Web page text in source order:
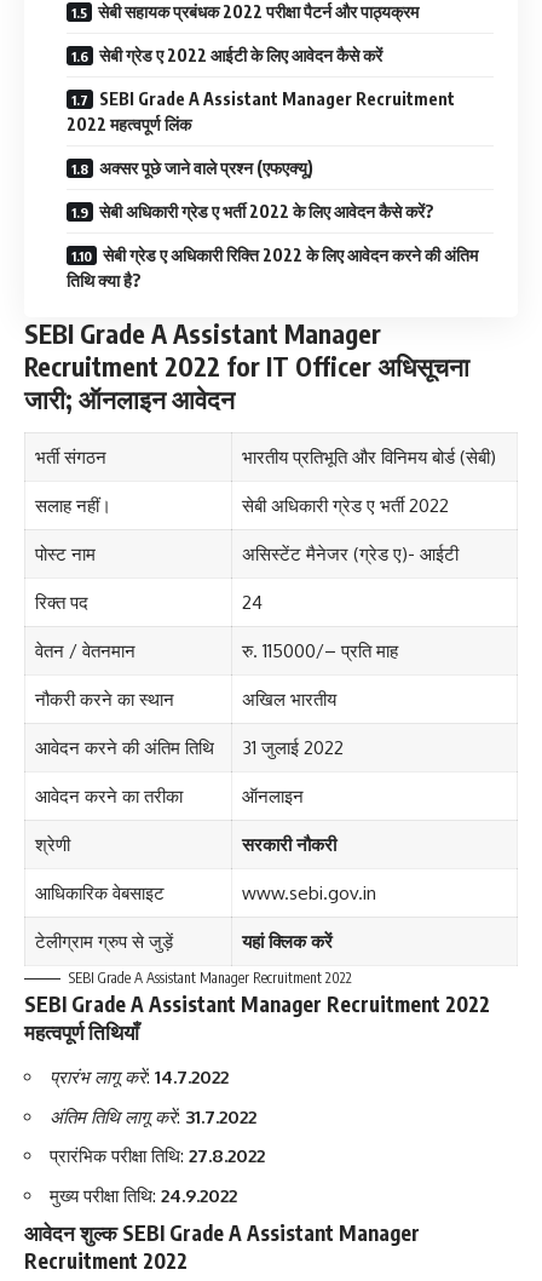
सेबी सहायक प्रबंधक 2022 परीक्षा पैटर्न और पाठ्यक्रम
सेबी ग्रेड ए 2022 आईटी के लिए आवेदन कैसे करें
SEBI Grade A Assistant Manager Recruitment
2022 महत्वपूर्ण लिंक
अक्सर पूछे जाने वाले प्रश्न (एफएक्यू)
सेबी अधिकारी ग्रेड ए भर्ती 2022 के लिए आवेदन कैसे करें?
सेबी ग्रेड ए अधिकारी रिक्ति 2022 के लिए आवेदन करने की अंतिम
तिथि क्या है?
SEBI Grade A Assistant Manager
Recruitment 2022 for IT Officer अधिसूचना
जारी; ऑनलाइन आवेदन
भर्ती संगठन भारतीय प्रतिभूति और विनिमय बोर्ड (सेबी)
सलाह नहीं। सेबी अधिकारी ग्रेड ए भर्ती 2022
पोस्ट नाम असिस्टेंट मैनेजर (ग्रेड ए)- आईटी
रिक्त पद 24
वेतन / वेतनमान रु. 115000/– प्रति माह
नौकरी करने का स्थान अखिल भारतीय
आवेदन करने की अंतिम तिथि 31 जुलाई 2022
आवेदन करने का तरीका ऑनलाइन
श्रेणी सरकारी नौकरी
आधिकारिक वेबसाइट www.sebi.gov.in
टेलीग्राम ग्रुप से जुड़ें यहां क्लिक करें
SEBI Grade A Assistant Manager Recruitment 2022
SEBI Grade A Assistant Manager Recruitment 2022
महत्वपूर्ण तिथियाँ
प्रारंभ लागू करें: 14.7.2022
अंतिम तिथि लागू करें: 31.7.2022
प्रारंभिक परीक्षा तिथि: 27.8.2022
मुख्य परीक्षा तिथि: 24.9.2022
आवेदन शुल्क SEBI Grade A Assistant Manager
Recruitment 2022